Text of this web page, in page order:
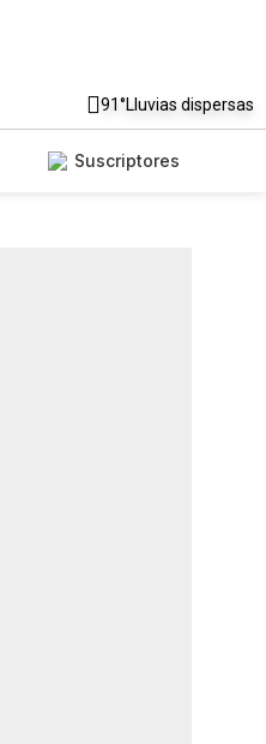
91°Lluvias dispersas
Suscriptores